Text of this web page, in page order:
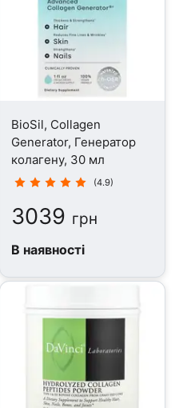
BioSil, Collagen
Generator, Генератор
колагену, 30 мл
(4.9)
3039 грн
В наявності